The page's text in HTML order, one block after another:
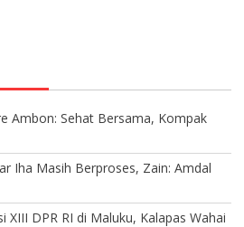
Ambon: Sehat Bersama, Kompak
Iha Masih Berproses, Zain: Amdal
XIII DPR RI di Maluku, Kalapas Wahai